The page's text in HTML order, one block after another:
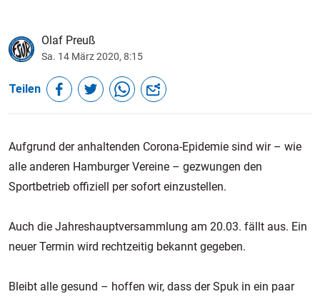
Olaf Preuß
Sa. 14 März 2020, 8:15
Teilen
Aufgrund der anhaltenden Corona-Epidemie sind wir – wie
alle anderen Hamburger Vereine – gezwungen den
Sportbetrieb offiziell per sofort einzustellen.
Auch die Jahreshauptversammlung am 20.03. fällt aus. Ein
neuer Termin wird rechtzeitig bekannt gegeben.
Bleibt alle gesund – hoffen wir, dass der Spuk in ein paar